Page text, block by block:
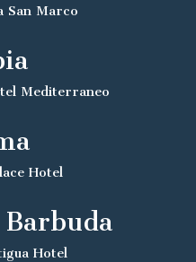
San Marco
Mediterraneo
Hotel
Hotel